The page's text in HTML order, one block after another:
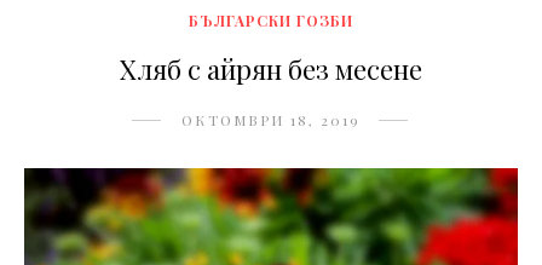
БЪЛГАРСКИ ГОЗБИ
Хляб с айрян без месене
ОКТОМВРИ 18, 2019